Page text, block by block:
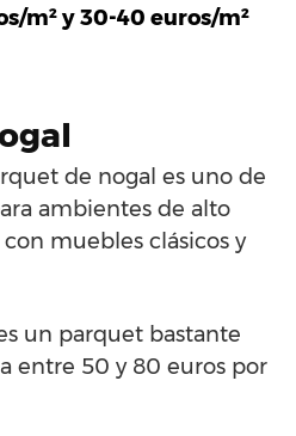
m² y 30-40 euros/m²
de nogal es uno de
ambientes de alto
muebles clásicos y
un parquet bastante
entre 50 y 80 euros por